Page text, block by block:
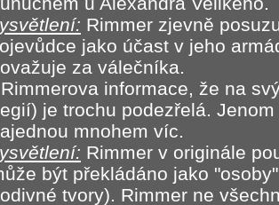
Rimmer zjevně
jako účast v jeho
za válečníka.
informace, že na
je trochu podezřelá.
mnohem víc.
Rimmer v originále
být překládáno jako
tvory). Rimmer ne